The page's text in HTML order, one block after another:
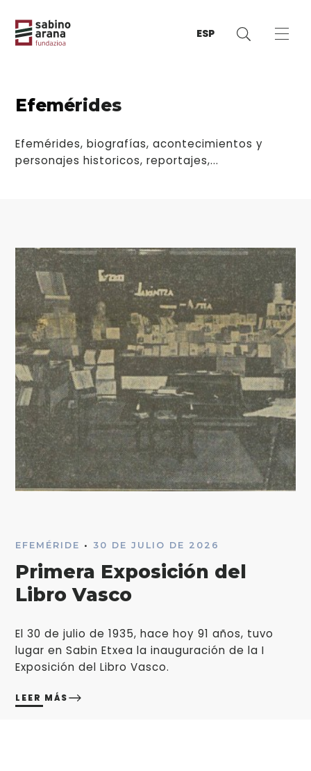
ESP
Efemérides
Efemérides, biografías, acontecimientos y
personajes historicos, reportajes,...
EFEMÉRIDE • 30 DE JULIO DE 2026
Primera Exposición del
Libro Vasco
El 30 de julio de 1935, hace hoy 91 años, tuvo
lugar en Sabin Etxea la inauguración de la I
Exposición del Libro Vasco.
LEER MÁS